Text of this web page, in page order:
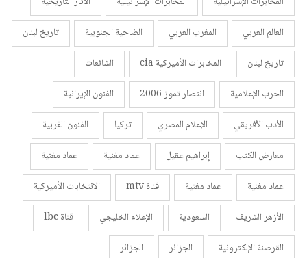
العالم العربي
المغرب العربي الضاحية الجنوبية
تاريخ لبنان
تاريخ لبنان
المخابرات الأميركية cia
الشائعات
الحرب الإعلامية
انتصار تموز 2006
الفنون الإيرانية
الأدب الأفريقي
الإعلام المصري تركيا
الفنون الغربية
معارض الكتب
إبراهيم عقيل عماد مغنية
عماد مغنية
عماد مغنية
عماد مغنية قناة mtv
الانتخابات الأميركية
الأزهر الشريف
السعودية الإعلام الخليجي
قناة lbc
القرصنة الإلكترونية
الجزائر
الجزائر